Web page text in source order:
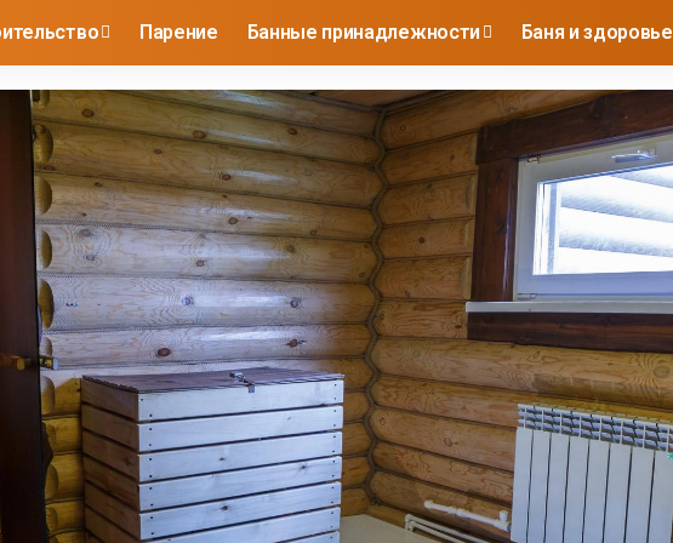
Парение Банные принадлежности Баня и здоровье